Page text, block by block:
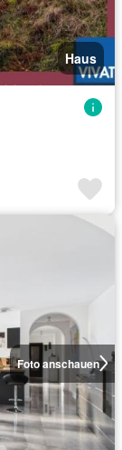
Haus
Foto anschauen